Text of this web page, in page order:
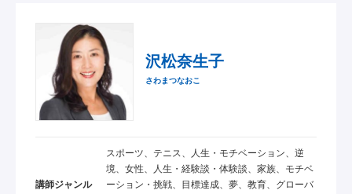
沢松奈生子
さわまつなおこ
講師ジャンル
スポーツ、テニス、人生・モチベーション、逆
境、女性、人生・経験談・体験談、家族、モチベ
ーション・挑戦、目標達成、夢、教育、グローバ